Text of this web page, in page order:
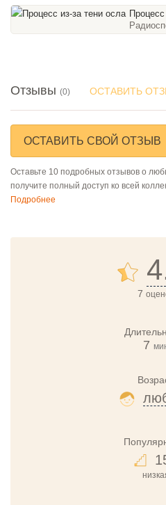
Отзывы (0) ОСТАВИТЬ
ОСТАВИТЬ СВОЙ ОТЗЫВ
Оставьте 10 подробных отзывов о
получите полный доступ ко всей
Подробнее
7
7